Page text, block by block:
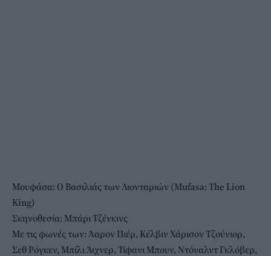
Μουφάσα: Ο Βασιλιάς των Λιονταριών (Mufasa: The Lion
King)
Σκηνοθεσία: Μπάρι Τζένκινς
Με τις φωνές των: Άαρον Πιέρ, Κέλβιν Χάρισον Τζούνιορ,
Σεθ Ρόγκεν, Μπίλι Άιχνερ, Τίφανι Μπουν, Ντόναλντ Γκλόβερ,